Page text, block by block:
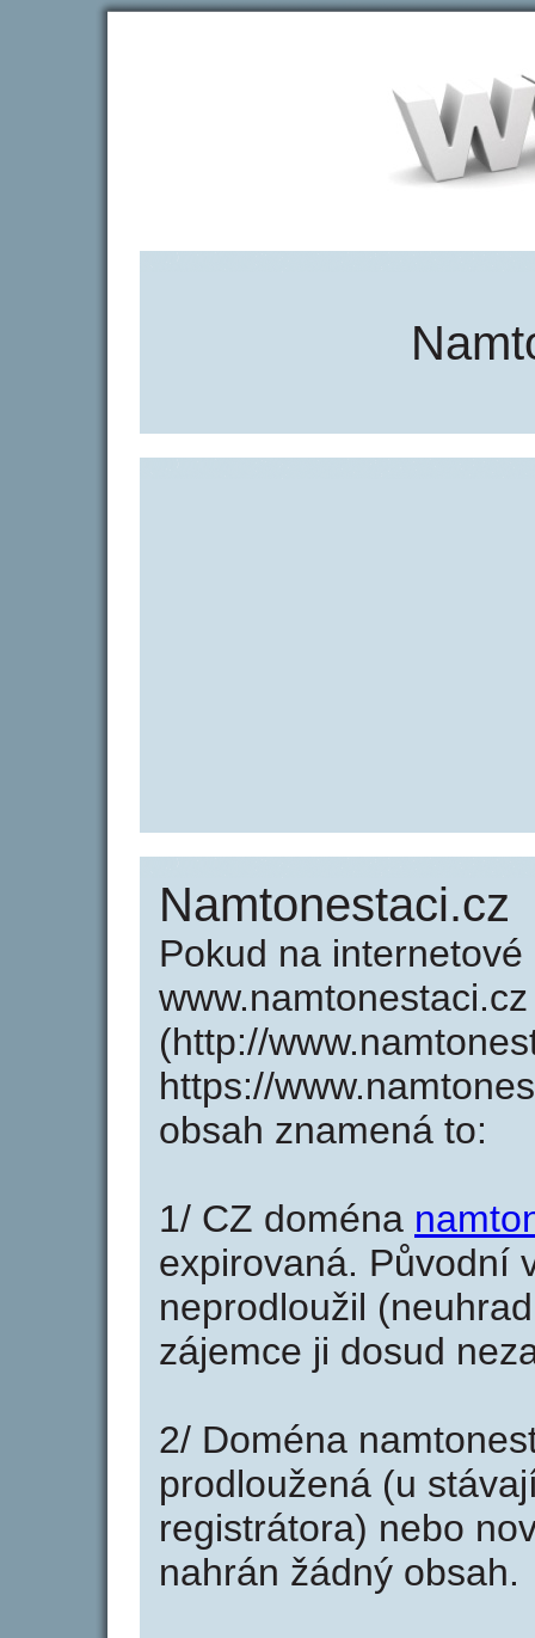
Namtonestaci.cz
Pokud na internetové
www.namtonestaci.cz
(http://
https://
obsah znamená to:
1/ CZ doména
expirovaná. Původní
neprodloužil
zájemce ji dosud
2/ Doména
prodloužená (u
registrátora) nebo
nahrán žádný obsah.